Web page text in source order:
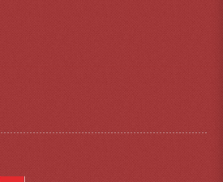
DE LOCATION